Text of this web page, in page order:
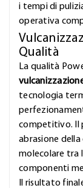
i tempi di
operativa
Qualità
La qualità
tecnologia
competitivo. Il
abrasione
molecolare tra
componenti
Il risultato